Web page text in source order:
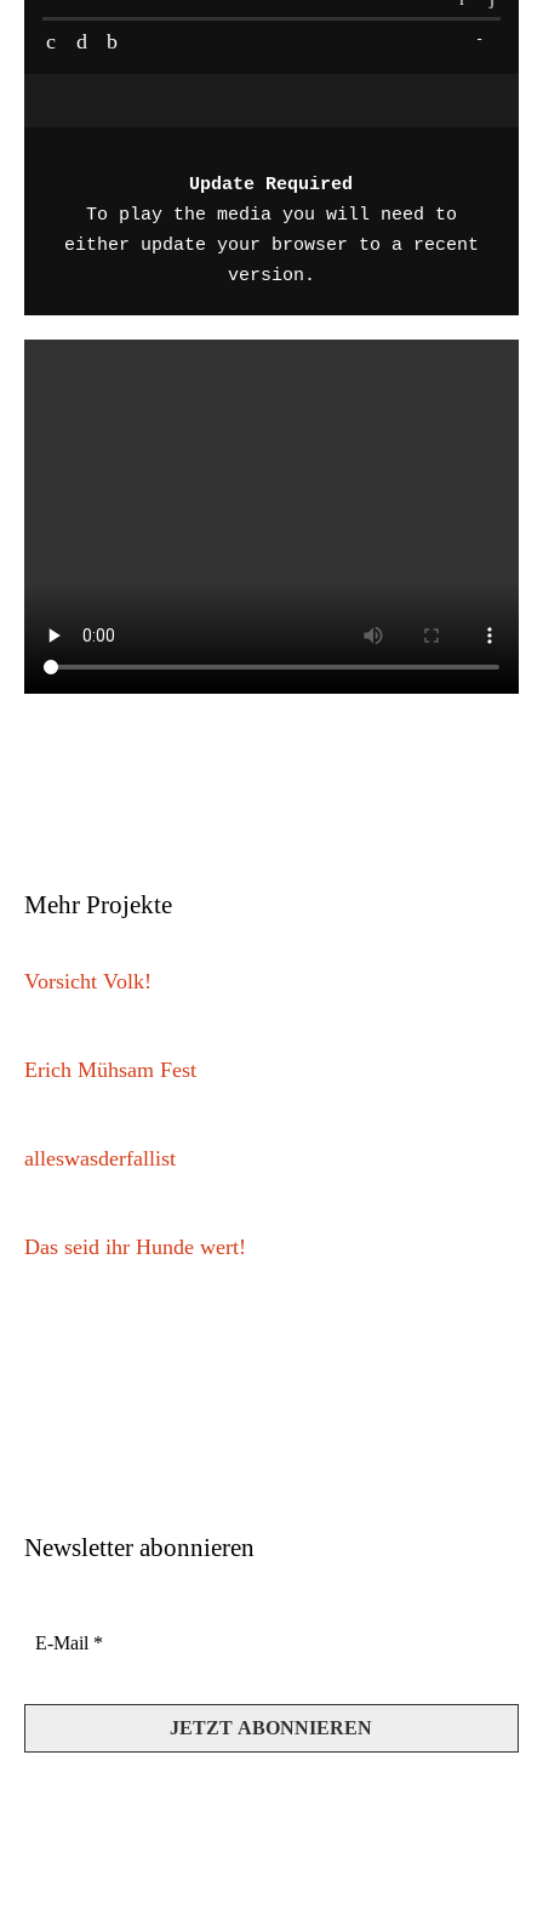
-
Update Required
To play the media you will need to
either update your browser to a recent
version.
Mehr Projekte
Vorsicht Volk!
Erich Mühsam Fest
alleswasderfallist
Das seid ihr Hunde wert!
Newsletter abonnieren